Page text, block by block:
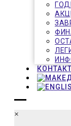
КОНТАКТ
×